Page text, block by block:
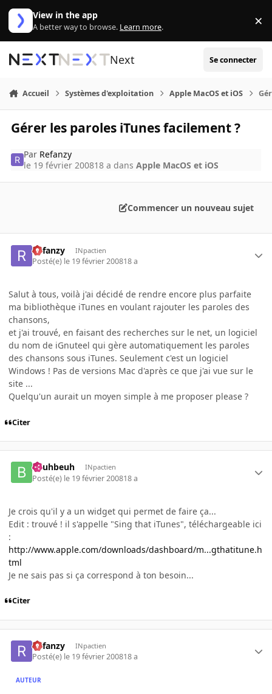
Aller au contenu
View in the app
A better way to browse. Learn more. ×
Next Se connecter
Accueil Systèmes d'exploitation Apple MacOS et iOS
Gérer les paroles iTunes facilement ?
Par Refanzy
le 19 février 200818 a dansApple MacOS et iOS
Commencer un nouveau sujet
Refanzy INpactien
Posté(e) le 19 février 200818 a
Salut à tous, voilà j'ai décidé de rendre encore plus parfaite
ma bibliothèque iTunes en voulant rajouter les paroles des
chansons,
et j'ai trouvé, en faisant des recherches sur le net, un logiciel
du nom de iGnuteel qui gère automatiquement les paroles
des chansons sous iTunes. Seulement c'est un logiciel
Windows ! Pas de versions Mac d'après ce que j'ai vue sur le
site ...
Quelqu'un aurait un moyen simple à me proposer please ?
Citer
beuhbeuh INpactien
Posté(e) le 19 février 200818 a
Je crois qu'il y a un widget qui permet de faire ça...
Edit : trouvé ! il s'appelle "Sing that iTunes", téléchargeable ici
:
http://www.apple.com/downloads/dashboard/m...gthatitune.h
tml
Je ne sais pas si ça correspond à ton besoin...
Citer
Refanzy INpactien
Posté(e) le 19 février 200818 a
AUTEUR